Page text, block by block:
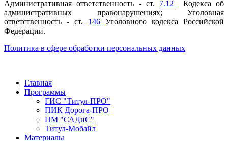
Административная ответственность - ст. 7.12
Кодекса об
административных правонарушениях; Уголовная
ответственность - ст. 146 Уголовного кодекса Российской
Федерации.
Политика в сфере обработки персональных данных
Главная
Программы
ГИС "Титул-ПРО"
ПИК Дорога-ПРО
ПМ "САДиС"
Титул-Мобайл
Материалы